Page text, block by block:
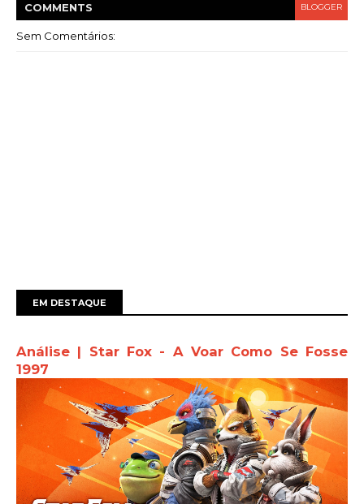
COMMENTS BLOGGER
Sem Comentários:
EM DESTAQUE
Análise | Star Fox - A Voar Como Se Fosse
1997